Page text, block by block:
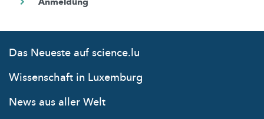
Das Neueste auf science.lu
Wissenschaft in Luxemburg
News aus aller Welt